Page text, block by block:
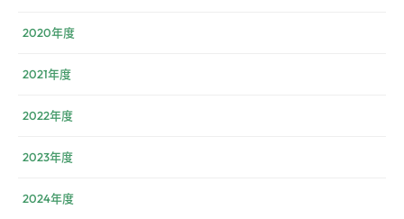
2020年度
2021年度
2022年度
2023年度
2024年度